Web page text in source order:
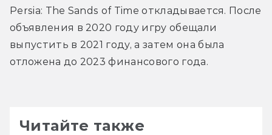
Persia: The Sands of Time откладывается. После
объявления в 2020 году игру обещали
выпустить в 2021 году, а затем она была
отложена до 2023 финансового года.
Читайте также